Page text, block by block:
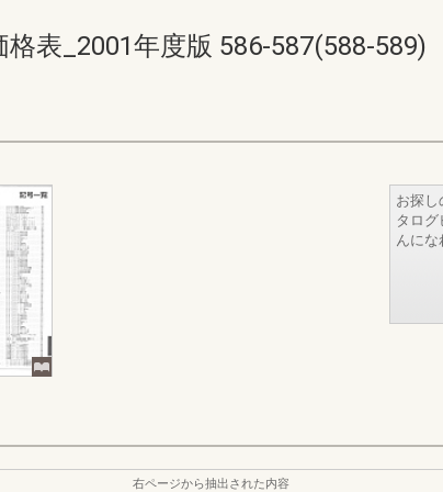
表_2001年度版 586-587(588-589)
お探し
タロ
んにな
右ページから抽出された内容